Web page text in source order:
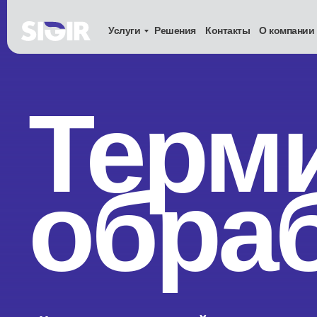
Услуги Решения Контакты О компании